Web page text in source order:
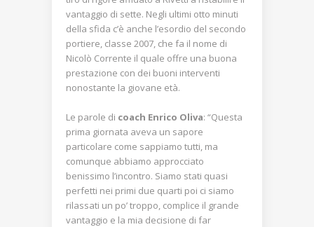
vantaggio di sette. Negli ultimi otto minuti
della sfida c’è anche l’esordio del secondo
portiere, classe 2007, che fa il nome di
Nicolò Corrente il quale offre una buona
prestazione con dei buoni interventi
nonostante la giovane età.
Le parole di coach Enrico Oliva: “Questa
prima giornata aveva un sapore
particolare come sappiamo tutti, ma
comunque abbiamo approcciato
benissimo l’incontro. Siamo stati quasi
perfetti nei primi due quarti poi ci siamo
rilassati un po’ troppo, complice il grande
vantaggio e la mia decisione di far